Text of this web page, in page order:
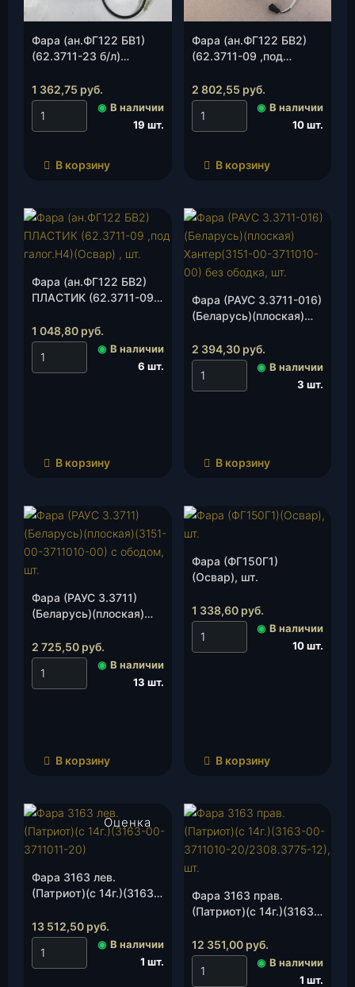
Фара (ан.ФГ122 БВ1)
(62.3711-23 б/л)
1 362,75 руб.
◉ В наличии
19 шт.
В корзину
Фара (ан.ФГ122 БВ2)
(62.3711-09 ,под
2 802,55 руб.
◉ В наличии
10 шт.
В корзину
Фара (ан.ФГ122 БВ2)
ПЛАСТИК (62.3711-09
шт.
1 048,80 руб.
◉ В наличии
6 шт.
В корзину
Фара (РАУС 3.3711-016)
(Беларусь)(плоская)
3711010-00) без
ободка, шт.
2 394,30 руб.
◉ В наличии
3 шт.
В корзину
Фара (РАУС 3.3711)
(Беларусь)(плоская)
ободом, шт.
2 725,50 руб.
◉ В наличии
13 шт.
В корзину
Фара (ФГ150Г1)
(Освар), шт.
1 338,60 руб.
◉ В наличии
10 шт.
В корзину
Фара 3163 лев.
(Патриот)(с 14г.)(3163-
20/2308.3775-11), шт.
Оценка
4.50из 5
13 512,50 руб.
◉ В наличии
1 шт.
Фара 3163 прав.
(Патриот)(с 14г.)(3163-
20/2308.3775-12), шт.
12 351,00 руб.
◉ В наличии
1 шт.